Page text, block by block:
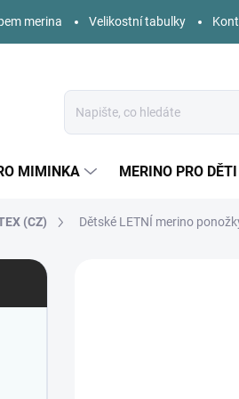
merina Velikostní tabulky
MIMINKA MERINO PRO DĚTI
(CZ) Dětské LETNÍ merino